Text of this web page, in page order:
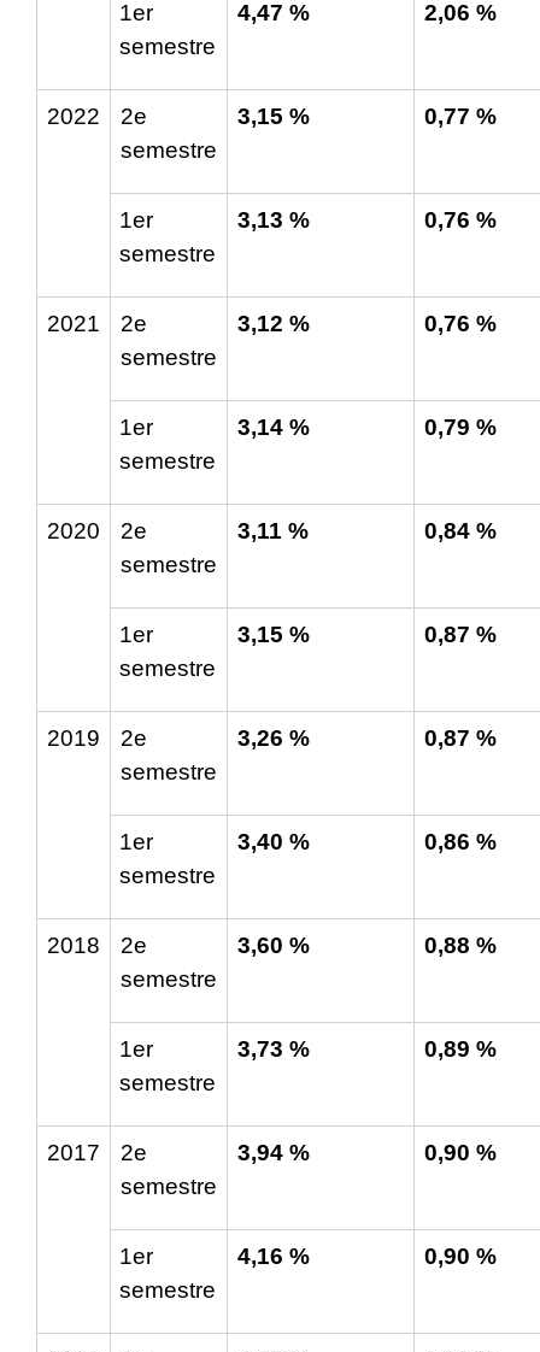
1er
semestre
4,47 % 2,06 %
2022 2e
semestre
3,15 % 0,77 %
1er
semestre
3,13 % 0,76 %
2021 2e
semestre
3,12 % 0,76 %
1er
semestre
3,14 % 0,79 %
2020 2e
semestre
3,11 % 0,84 %
1er
semestre
3,15 % 0,87 %
2019 2e
semestre
3,26 % 0,87 %
1er
semestre
3,40 % 0,86 %
2018 2e
semestre
3,60 % 0,88 %
1er
semestre
3,73 % 0,89 %
2017 2e
semestre
3,94 % 0,90 %
1er
semestre
4,16 % 0,90 %